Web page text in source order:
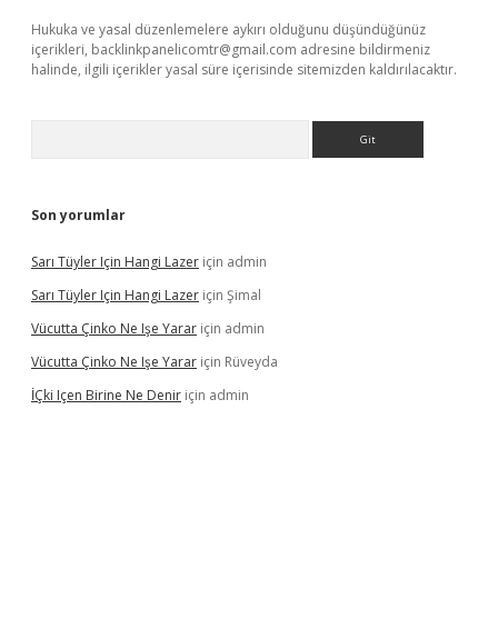
Hukuka ve yasal düzenlemelere aykırı olduğunu düşündüğünüz
içerikleri, backlinkpanelicomtr@gmail.com adresine bildirmeniz
halinde, ilgili içerikler yasal süre içerisinde sitemizden kaldırılacaktır.
Son yorumlar
Sarı Tüyler Için Hangi Lazer için admin
Sarı Tüyler Için Hangi Lazer için Şimal
Vücutta Çinko Ne Işe Yarar için admin
Vücutta Çinko Ne Işe Yarar için Rüveyda
İÇki Içen Birine Ne Denir için admin